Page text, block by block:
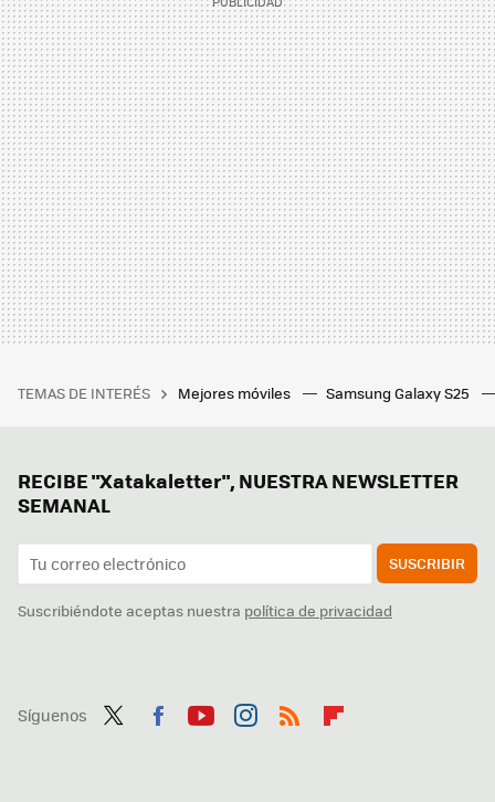
TEMAS DE INTERÉS Mejores móviles Samsung Galaxy S25
RECIBE "Xatakaletter", NUESTRA NEWSLETTER
SEMANAL
SUSCRIBIR
Suscribiéndote aceptas nuestra política de privacidad
Síguenos